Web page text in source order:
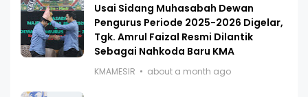
Usai Sidang Muhasabah Dewan
Pengurus Periode 2025-2026 Digelar,
Tgk. Amrul Faizal Resmi Dilantik
Sebagai Nahkoda Baru KMA
KMAMESIR about a month ago